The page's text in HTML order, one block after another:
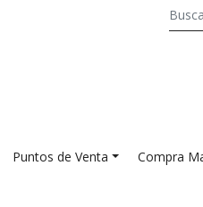
Puntos de Venta Compra